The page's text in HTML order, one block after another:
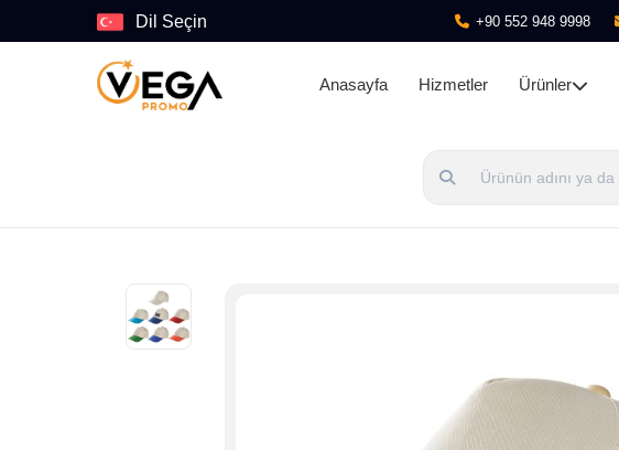
Dil Seçin +90 552 948 9998
Anasayfa Hizmetler Ürünler